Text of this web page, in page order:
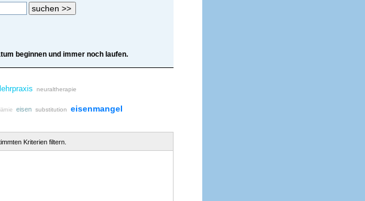
beginnen und immer noch laufen.
lehrpraxis
neuraltherapie
eisen substitution eisenmangel
Kriterien filtern.